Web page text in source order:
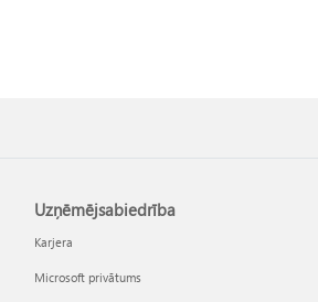
Uzņēmējsabiedrība
Karjera
Microsoft privātums